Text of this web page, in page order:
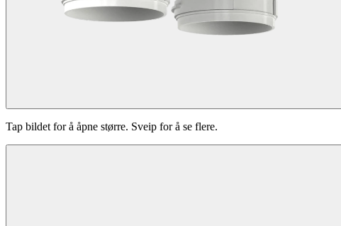
Tap bildet for å åpne større. Sveip for å se flere.